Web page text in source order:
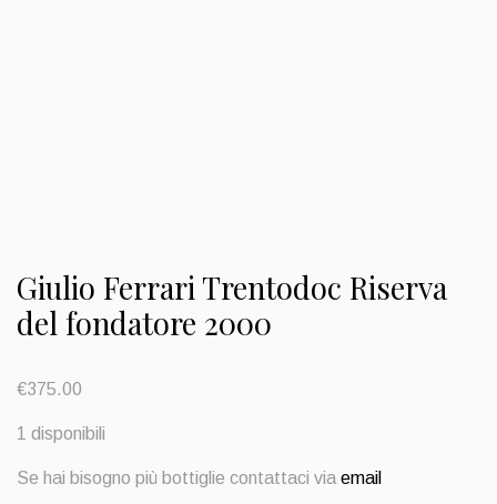
Giulio Ferrari Trentodoc Riserva
del fondatore 2000
€375.00
1 disponibili
Se hai bisogno più bottiglie contattaci via email